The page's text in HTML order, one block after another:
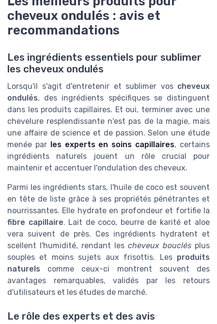
cheveux ondulés : avis et
recommandations
Les ingrédients essentiels pour sublimer
les cheveux ondulés
Lorsqu'il s'agit d'entretenir et sublimer vos cheveux
ondulés, des ingrédients spécifiques se distinguent
dans les produits capillaires. Et oui, terminer avec une
chevelure resplendissante n'est pas de la magie, mais
une affaire de science et de passion. Selon une étude
menée par
les experts en soins capillaires, certains
ingrédients naturels jouent un rôle crucial pour
maintenir et accentuer l'ondulation des cheveux.
Parmi les ingrédients stars, l'huile de coco est souvent
en tête de liste grâce à ses propriétés pénétrantes et
nourrissantes. Elle hydrate en profondeur et fortifie la
fibre capillaire. Lait de coco, beurre de karité et aloe
vera suivent de près. Ces ingrédients hydratent et
scellent l'humidité, rendant les cheveux bouclés plus
souples et moins sujets aux frisottis. Les produits
naturels comme ceux-ci montrent souvent des
avantages remarquables, validés par les retours
d'utilisateurs et les études de marché.
Le rôle des experts et des avis